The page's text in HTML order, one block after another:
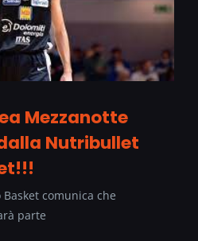
Mezzanotte
Nutribullet
comunica che
parte